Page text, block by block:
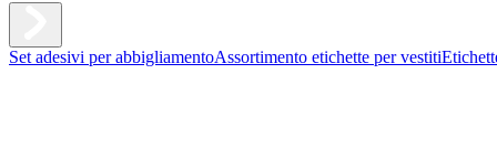
Set adesivi per abbigliamentoAssortimento etichette per vestiti